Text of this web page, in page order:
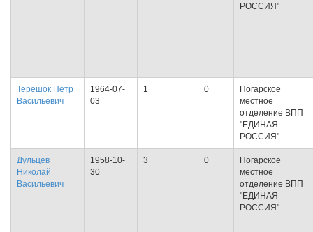
РОССИЯ"
Терешок Петр
Васильевич
1964-07-
03
1 0
Погарское
местное
отделение ВПП
"ЕДИНАЯ
РОССИЯ"
Дульцев
Николай
Васильевич
1958-10-
30
3 0
Погарское
местное
отделение ВПП
"ЕДИНАЯ
РОССИЯ"